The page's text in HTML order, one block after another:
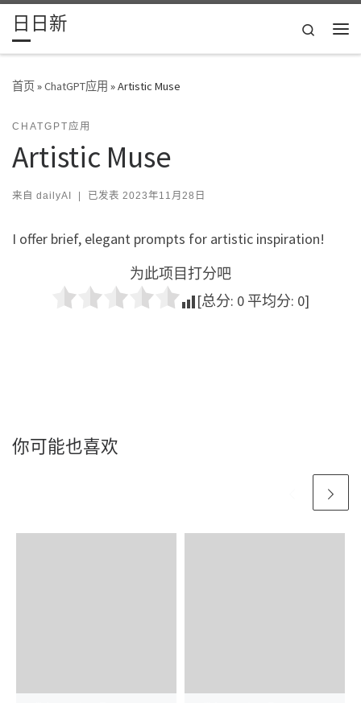
Skip to content
日日新
Search
首页»ChatGPT应用 »Artistic Muse
CHATGPT应用
Artistic Muse
来自 dailyAI | 已发表 2023年11月28日
I offer brief, elegant prompts for artistic inspiration!
为此项目打分吧
[总分: 0 平均分: 0]
你可能也喜欢